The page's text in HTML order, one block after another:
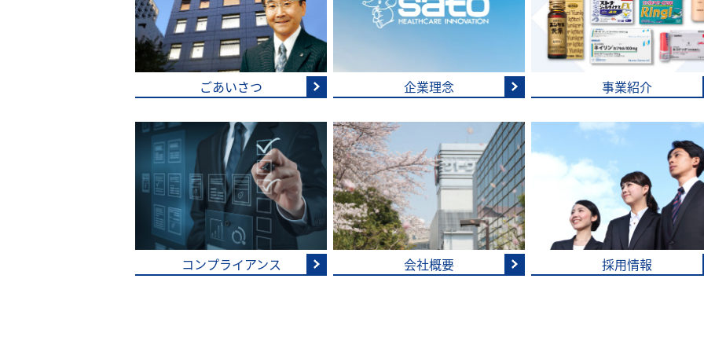
ごあいさつ 企業理念 事業紹介
コンプライアンス 会社概要 採用情報